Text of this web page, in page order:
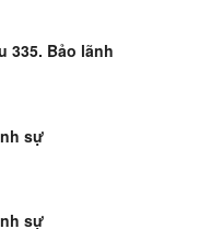
335. Bảo lãnh
sự
sự